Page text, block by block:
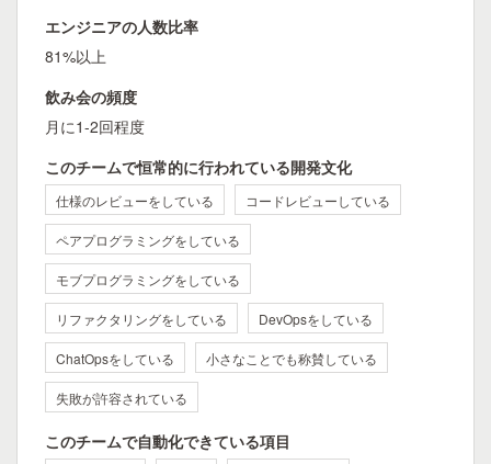
エンジニアの人数比率
81%以上
飲み会の頻度
月に1-2回程度
このチームで恒常的に行われている開発文化
仕様のレビューをしている コードレビューしている
ペアプログラミングをしている
モブプログラミングをしている
リファクタリングをしている DevOpsをしている
ChatOpsをしている 小さなことでも称賛している
失敗が許容されている
このチームで自動化できている項目